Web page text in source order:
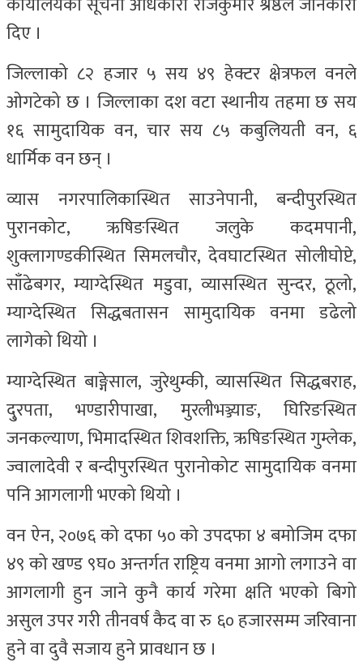
दिए ।
जिल्लाको ८२ हजार ५ सय ४९ हेक्टर क्षेत्रफल वनले
ओगटेको छ । जिल्लाका दश वटा स्थानीय तहमा छ सय
१६ सामुदायिक वन, चार सय ८५ कबुलियती वन, ६
धार्मिक वन छन् ।
व्यास नगरपालिकास्थित साउनेपानी, बन्दीपुरस्थित
पुरानकोट, ऋषिङस्थित जलुके कदमपानी,
शुक्लागण्डकीस्थित सिमलचौर, देवघाटस्थित सोलीघोप्टे,
साँढेबगर, म्याग्देस्थित मडुवा, व्यासस्थित सुन्दर, ठूलो,
म्याग्देस्थित सिद्धबतासन सामुदायिक वनमा डढेलो
लागेको थियो ।
म्याग्देस्थित बाङ्गेसाल, जुरेथुम्की, व्यासस्थित सिद्धबराह,
दु्रपता, भण्डारीपाखा, मुरलीभञ्ज्याङ, घिरिङस्थित
जनकल्याण, भिमादस्थित शिवशक्ति, ऋषिङस्थित गुम्लेक,
ज्वालादेवी र बन्दीपुरस्थित पुरानोकोट सामुदायिक वनमा
पनि आगलागी भएको थियो ।
वन ऐन, २०७६ को दफा ५० को उपदफा ४ बमोजिम दफा
४९ को खण्ड ९घ० अन्तर्गत राष्ट्रिय वनमा आगो लगाउने वा
आगलागी हुन जाने कुनै कार्य गरेमा क्षति भएको बिगो
असुल उपर गरी तीनवर्ष कैद वा रु ६० हजारसम्म जरिवाना
हुने वा दुवै सजाय हुने प्रावधान छ ।